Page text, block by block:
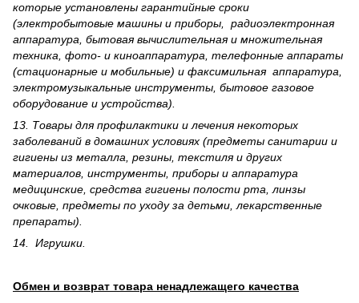
которые установлены гарантийные сроки
(электробытовые машины и приборы, радиоэлектронная
аппаратура, бытовая вычислительная и множительная
техника, фото- и киноаппаратура, телефонные аппараты
(стационарные и мобильные) и факсимильная аппаратура,
электрому­зыкальные инструменты, бытовое газовое
оборудование и устройства).
13. Товары для профилактики и лечения некоторых
заболеваний в домашних условиях (предметы санитарии и
гигиены из металла, резины, текстиля и других
материалов, инструменты, приборы и аппаратура
медицинские, средства гигиены полости рта, линзы
очковые, предметы по уходу за детьми, лекарственные
препараты).
14. Игрушки.
Обмен и возврат товара ненадлежащего качества